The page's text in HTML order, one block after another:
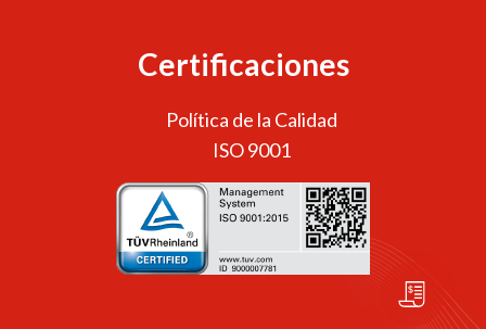
Certificaciones
Política de la Calidad
ISO 9001